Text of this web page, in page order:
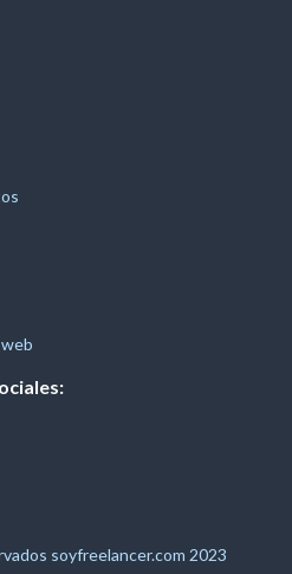
soyfreelancer.com 2023